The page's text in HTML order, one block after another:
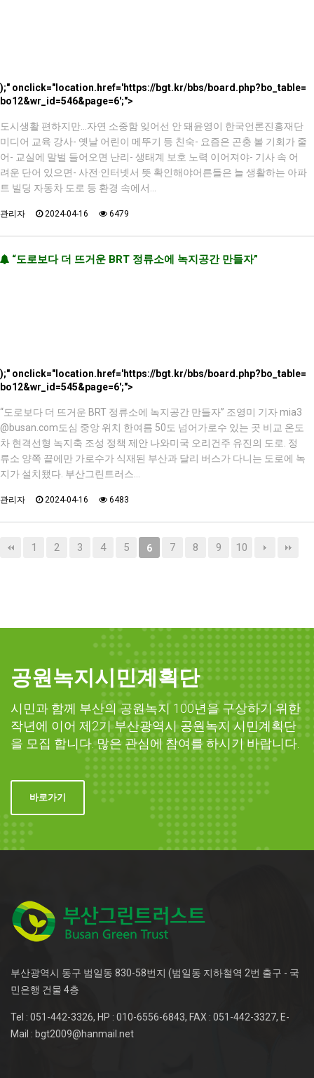
);" onclick="location.href='https://bgt.kr/bbs/board.php?bo_table=
bo12&wr_id=546&page=6';">
도시생활 편하지만…자연 소중함 잊어선 안 돼윤영이 한국언론진흥재단
미디어 교육 강사- 옛날 어린이 메뚜기 등 친숙- 요즘은 곤충 볼 기회가 줄
어- 교실에 말벌 들어오면 난리- 생태계 보호 노력 이어져야- 기사 속 어
려운 단어 있으면- 사전·인터넷서 뜻 확인해야어른들은 늘 생활하는 아파
트 빌딩 자동차 도로 등 환경 속에서…
관리자 2024-04-16 6479
“도로보다 더 뜨거운 BRT 정류소에 녹지공간 만들자”
);" onclick="location.href='https://bgt.kr/bbs/board.php?bo_table=
bo12&wr_id=545&page=6';">
“도로보다 더 뜨거운 BRT 정류소에 녹지공간 만들자” 조영미 기자 mia3
@busan.com도심 중앙 위치 한여름 50도 넘어가로수 있는 곳 비교 온도
차 현격선형 녹지축 조성 정책 제안 나와미국 오리건주 유진의 도로. 정
류소 양쪽 끝에만 가로수가 식재된 부산과 달리 버스가 다니는 도로에 녹
지가 설치됐다. 부산그린트러스…
관리자 2024-04-16 6483
1 2 3 4 5 6 7 8 9 10
공원녹지시민계획단
시민과 함께 부산의 공원녹지 100년을 구상하기 위한
작년에 이어 제2기 부산광역시 공원녹지 시민계획단
을 모집 합니다. 많은 관심에 참여를 하시기 바랍니다.
바로가기
부산광역시 동구 범일동 830-58번지 (범일동 지하철역 2번 출구 - 국
민은행 건물 4층
Tel : 051-442-3326, HP : 010-6556-6843, FAX : 051-442-3327, E-
Mail : bgt2009@hanmail.net